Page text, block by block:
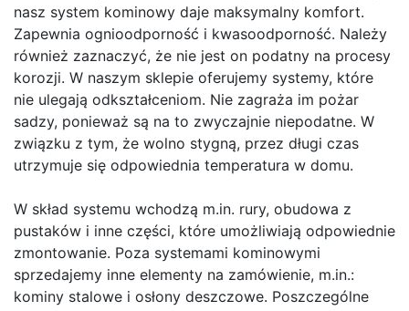
nasz system kominowy daje maksymalny komfort.
Zapewnia ognioodporność i kwasoodporność. Należy
również zaznaczyć, że nie jest on podatny na procesy
korozji. W naszym sklepie oferujemy systemy, które
nie ulegają odkształceniom. Nie zagraża im pożar
sadzy, ponieważ są na to zwyczajnie niepodatne. W
związku z tym, że wolno stygną, przez długi czas
utrzymuje się odpowiednia temperatura w domu.
W skład systemu wchodzą m.in. rury, obudowa z
pustaków i inne części, które umożliwiają odpowiednie
zmontowanie. Poza systemami kominowymi
sprzedajemy inne elementy na zamówienie, m.in.:
kominy stalowe i osłony deszczowe. Poszczególne